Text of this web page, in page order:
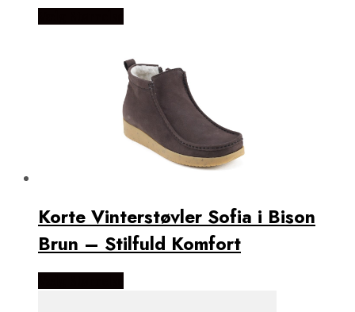
Korte Vinterstøvler Sofia i Bison
Brun – Stilfuld Komfort